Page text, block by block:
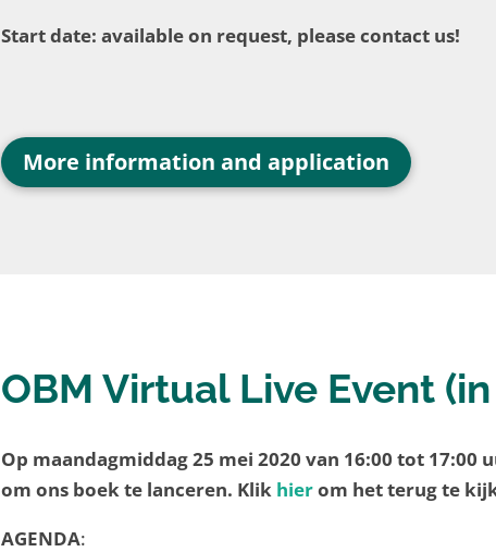
Start date: available on request, please contact us!
More information and application
OBM Virtual Live Event
Op maandagmiddag 25 mei 2020 van 16:00 tot
om ons boek te lanceren. Klik hierom het terug te
AGENDA: